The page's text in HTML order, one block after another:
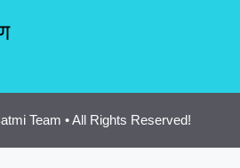
Team • All Rights Reserved!